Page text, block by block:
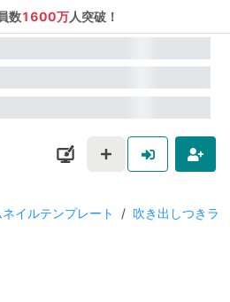
数1600万人突破！
イルテンプレート / 吹き出しつきラ